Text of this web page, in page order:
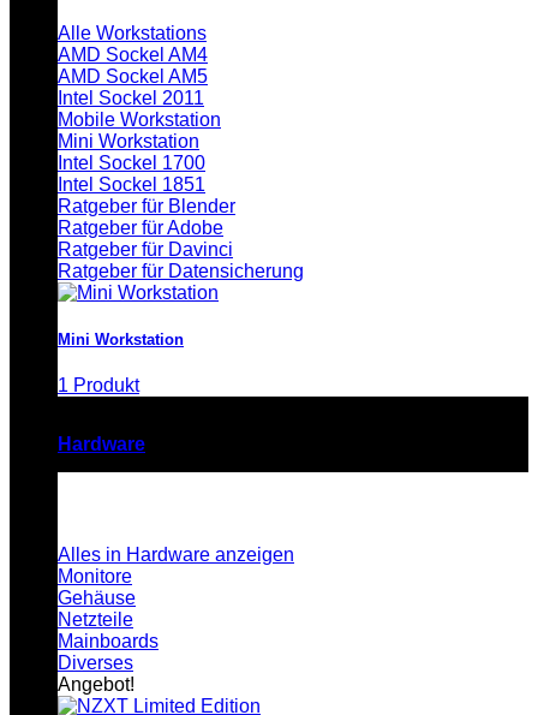
Alle Workstations
AMD Sockel AM4
AMD Sockel AM5
Intel Sockel 2011
Mobile Workstation
Mini Workstation
Intel Sockel 1700
Intel Sockel 1851
Ratgeber für Blender
Ratgeber für Adobe
Ratgeber für Davinci
Ratgeber für Datensicherung
Mini Workstation
1 Produkt
Hardware
Alles in Hardware anzeigen
Monitore
Gehäuse
Netzteile
Mainboards
Diverses
Angebot!